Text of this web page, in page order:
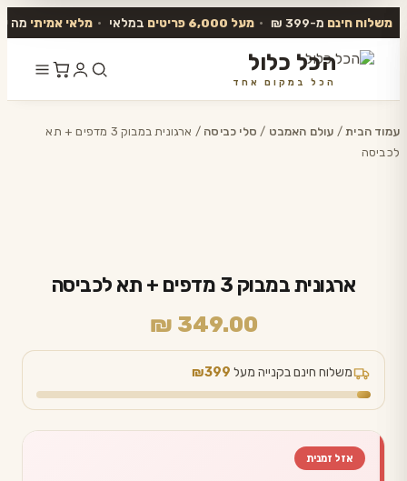
משלוח חינם מ-399 ₪ • מעל 6,000 פריטים במלאי • מלאי אמיתי מה
הכל כלול
הכל במקום אחד
לתוכן
עמוד הבית/ עולם האמבט / סלי כביסה
/ ארגונית במבוק 3 מדפים + תא
לכביסה
ארגונית במבוק 3 מדפים + תא לכביסה
₪ 349.00
משלוח חינם בקנייה מעל ₪399
אזל זמנית